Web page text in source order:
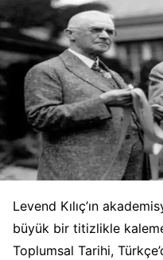
Levend Kılıç’ın
büyük bir titizlikle
Toplumsal Tarihi,